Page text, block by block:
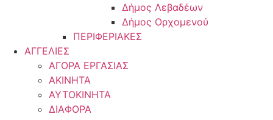
Δήμος Λεβαδέων
Δήμος Ορχομενού
ΠΕΡΙΦΕΡΙΑΚΕΣ
ΑΓΓΕΛΙΕΣ
ΑΓΟΡΑ ΕΡΓΑΣΙΑΣ
ΑΚΙΝΗΤΑ
ΑΥΤΟΚΙΝΗΤΑ
ΔΙΑΦΟΡΑ